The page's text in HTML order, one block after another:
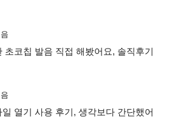
초코칩 발음 직접 해봤어요, 솔직후기
일 열기 사용 후기, 생각보다 간단했어